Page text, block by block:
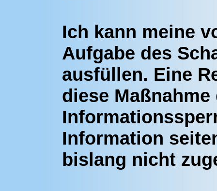
Ich kann meine
Aufgabe des
ausfüllen. Eine
diese Maßnahme
Information
bislang nicht